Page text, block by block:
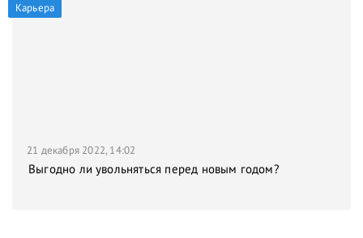
Карьера
21 декабря 2022, 14:02
Выгодно ли увольняться перед новым годом?